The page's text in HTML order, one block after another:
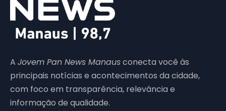
A Jovem Pan News Manausconecta você às
principais notícias e acontecimentos da cidade,
com foco em transparência, relevância e
informação de qualidade.